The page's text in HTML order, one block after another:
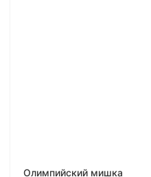
Олимпийский мишка